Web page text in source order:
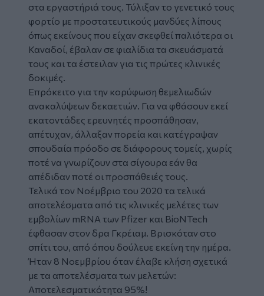
στα εργαστήριά τους. Τύλιξαν το γενετικό τους
φορτίο με προστατευτικούς μανδύες λίπους
όπως εκείνους που είχαν σκεφθεί παλιότερα οι
Καναδοί, έβαλαν σε φιαλίδια τα σκευάσματά
τους και τα έστειλαν για τις πρώτες κλινικές
δοκιμές.
Επρόκειτο για την κορύφωση θεμελιωδών
ανακαλύψεων δεκαετιών. Για να φθάσουν εκεί
εκατοντάδες ερευνητές προσπάθησαν,
απέτυχαν, άλλαξαν πορεία και κατέγραψαν
σπουδαία πρόοδο σε διάφορους τομείς, χωρίς
ποτέ να γνωρίζουν στα σίγουρα εάν θα
απέδιδαν ποτέ οι προσπάθειές τους.
Τελικά τον Νοέμβριο του 2020 τα τελικά
αποτελέσματα από τις κλινικές μελέτες των
εμβολίων mRNA των Pfizer και BioNTech
έφθασαν στον δρα Γκρέιαμ. Βρισκόταν στο
σπίτι του, από όπου δούλευε εκείνη την ημέρα.
Ήταν 8 Νοεμβρίου όταν έλαβε κλήση σχετικά
με τα αποτελέσματα των μελετών:
Αποτελεσματικότητα 95%!